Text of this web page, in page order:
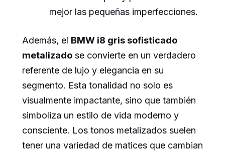
mejor las pequeñas imperfecciones.
Además, el BMW i8 gris sofisticado
metalizado se convierte en un verdadero
referente de lujo y elegancia en su
segmento. Esta tonalidad no solo es
visualmente impactante, sino que también
simboliza un estilo de vida moderno y
consciente. Los tonos metalizados suelen
tener una variedad de matices que cambian